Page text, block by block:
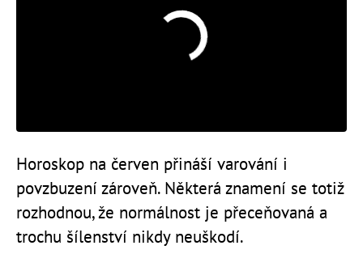
Horoskop na červen přináší varování i
povzbuzení zároveň. Některá znamení se totiž
rozhodnou, že normálnost je přeceňovaná a
trochu šílenství nikdy neuškodí.